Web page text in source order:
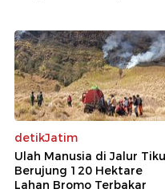
detikJatim
Ulah Manusia di Jalur
Berujung 120 Hektare
Lahan Bromo Terbakar